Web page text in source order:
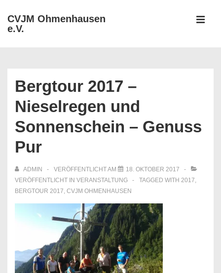
Zum
Inhalt
CVJM Ohmenhausen
e.V.
Bergtour 2017 –
Nieselregen und
Sonnenschein – Genuss
Pur
ADMIN VERÖFFENTLICHT AM
18. OKTOBER 2017
VERÖFFENTLICHT IN VERANSTALTUNG TAGGED WITH 2017,
BERGTOUR 2017, CVJM OHMENHAUSEN